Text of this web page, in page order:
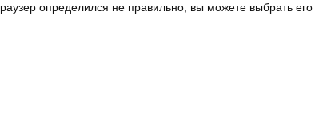
определился не правильно, вы можете выбрать его